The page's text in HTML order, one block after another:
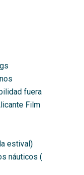
fuera
Film
estival)
náuticos (